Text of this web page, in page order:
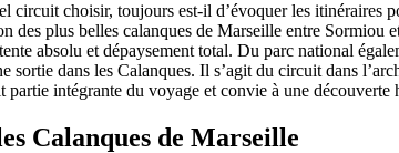
circuit choisir, toujours est-il d’évoquer les itinéraires
des plus belles calanques de Marseille entre
absolu et dépaysement total. Du parc national
sortie dans les Calanques. Il s’agit du circuit dans
partie intégrante du voyage et convie à une
Calanques de Marseille